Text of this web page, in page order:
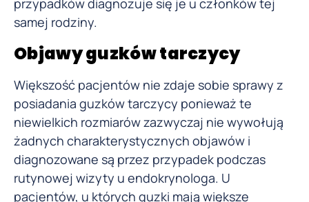
przypadków diagnozuje się je u członków tej
samej rodziny.
Objawy guzków tarczycy
Większość pacjentów nie zdaje sobie sprawy z
posiadania guzków tarczycy ponieważ te
niewielkich rozmiarów zazwyczaj nie wywołują
żadnych charakterystycznych objawów i
diagnozowane są przez przypadek podczas
rutynowej wizyty u endokrynologa. U
pacjentów, u których guzki mają większe